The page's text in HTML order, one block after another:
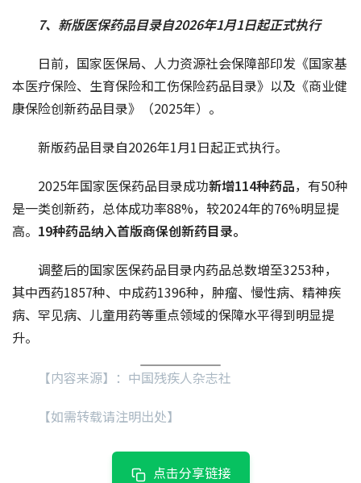
7、 新版医保药品目录自2026年1月1日起正式执行
日前，国家医保局、人力资源社会保障部印发《国家基
本医疗保险、生育保险和工伤保险药品目录》以及《商业健
康保险创新药品目录》（2025年）。
新版药品目录自2026年1月1日起正式执行。
2025年国家医保药品目录成功新增114种药品，有50种
是一类创新药，总体成功率88%，较2024年的76%明显提
高。 19种药品纳入首版商保创新药目录。
调整后的国家医保药品目录内药品总数增至3253种，
其中西药1857种、中成药1396种，肿瘤、慢性病、精神疾
病、罕见病、儿童用药等重点领域的保障水平得到明显提
升。
【内容来源】：中国残疾人杂志社
【如需转载请注明出处】
点击分享链接